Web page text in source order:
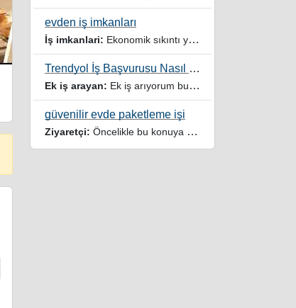
evden iş imkanları
İş imkanlari: Ekonomik sıkıntı yaşayan dar gelirli ailelere özellikle evde iş imkanı sağlayan bu durumdan istifade eden ev hanımlarına büyük bir nimet çalışmak ev Ekonomisine benim gibi destek olmak isteyenler sağlam güvenilir sitelere rağbet etsin her ilan yada reklam doğru adres olmayabiliyor arkadaşlar, bu alanda bize yol gösteren yardımcı olan doğru şekilde yönlendiren sayfaya teşekkür ederim elinize emeklerine sağlık
Trendyol İş Başvurusu Nasıl Yapılır
Ek iş arayan: Ek iş arıyorum burdaki yazıları tek tek okudum faydalı iş imkanları var tsk let
güvenilir evde paketleme işi
Ziyaretçi: Öncelikle bu konuya değindiğiz için teşekkür ederim maalesef bu tarzda yazılarla inanıp aldanan ve dolandirilan insanlar oluyor, o yüzden bu sektörlerde işini hakkıyla yapan siteler ve sayfalara itibar edilmeli,üç beş demeden ek gelir ile evine destek olmayan iyi niyetli insanlarında iyi niyetleri suistimal edilmemeli,sayfanızın geniş kitlelere doğru ve gerçek adresten ulaşması temennisiyle kolaylıklar dilerim..